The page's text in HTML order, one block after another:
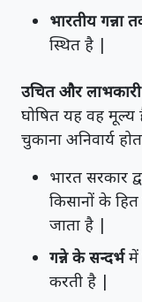
भारतीय गन्ना
स्थित है |
उचित और
घोषित यह वह मूल्य है
चुकाना अनिवार्य
भारत सरकार
किसानों के
जाता है |
गन्ने के सन्दर्भमें
करती है |